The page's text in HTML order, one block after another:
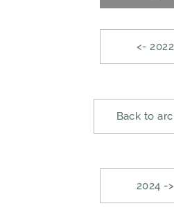
<- 2022
Back to
2024 ->